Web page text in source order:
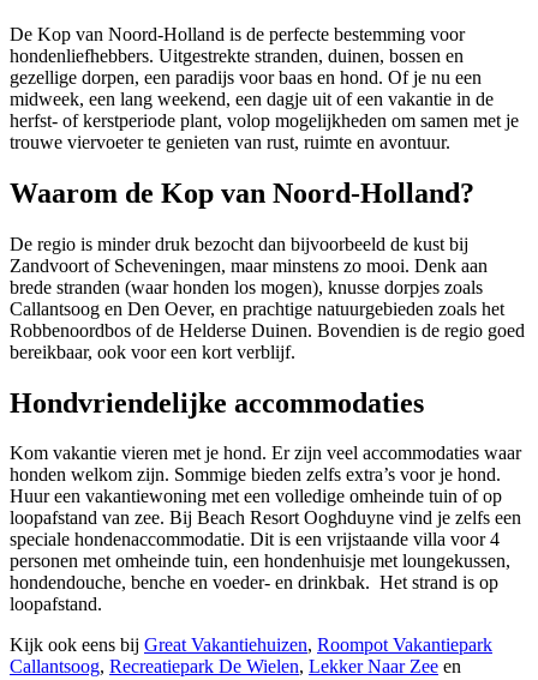
De Kop van Noord-Holland is de perfecte bestemming voor
hondenliefhebbers. Uitgestrekte stranden, duinen, bossen en
gezellige dorpen, een paradijs voor baas en hond. Of je nu een
midweek, een lang weekend, een dagje uit of een vakantie in de
herfst- of kerstperiode plant, volop mogelijkheden om samen met je
trouwe viervoeter te genieten van rust, ruimte en avontuur.
Waarom de Kop van Noord-Holland?
De regio is minder druk bezocht dan bijvoorbeeld de kust bij
Zandvoort of Scheveningen, maar minstens zo mooi. Denk aan
brede stranden (waar honden los mogen), knusse dorpjes zoals
Callantsoog en Den Oever, en prachtige natuurgebieden zoals het
Robbenoordbos of de Helderse Duinen. Bovendien is de regio goed
bereikbaar, ook voor een kort verblijf.
Hondvriendelijke accommodaties
Kom vakantie vieren met je hond. Er zijn veel accommodaties waar
honden welkom zijn. Sommige bieden zelfs extra’s voor je hond.
Huur een vakantiewoning met een volledige omheinde tuin of op
loopafstand van zee. Bij Beach Resort Ooghduyne vind je zelfs een
speciale hondenaccommodatie. Dit is een vrijstaande villa voor 4
personen met omheinde tuin, een hondenhuisje met loungekussen,
hondendouche, benche en voeder- en drinkbak. Het strand is op
loopafstand.
Kijk ook eens bij Great Vakantiehuizen, Roompot Vakantiepark
Callantsoog, Recreatiepark De Wielen, Lekker Naar Zee en